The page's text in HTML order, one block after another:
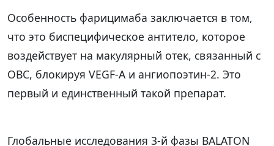
Особенность фарицимаба заключается в том,
что это биспецифическое антитело, которое
воздействует на макулярный отек, связанный с
ОВС, блокируя VEGF-A и ангиопоэтин-2. Это
первый и единственный такой препарат.
Глобальные исследования 3-й фазы BALATON